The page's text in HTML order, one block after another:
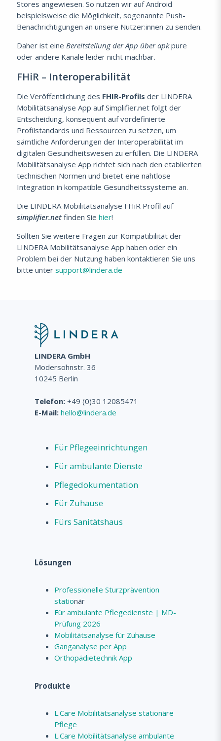
Stores angewiesen. So nutzen wir auf Android
beispielsweise die Möglichkeit, sogenannte Push-
Benachrichtigungen an unsere Nutzer:innen zu senden.
Daher ist eine Bereitstellung der App über apkpure
oder andere Kanäle leider nicht machbar.
FHiR – Interoperabilität
Die Veröffentlichung des FHIR-Profils der LINDERA
Mobilitätsanalyse App auf Simplifier.net folgt der
Entscheidung, konsequent auf vordefinierte
Profilstandards und Ressourcen zu setzen, um
sämtliche Anforderungen der Interoperabilität im
digitalen Gesundheitswesen zu erfüllen. Die LINDERA
Mobilitätsanalyse App richtet sich nach den etablierten
technischen Normen und bietet eine nahtlose
Integration in kompatible Gesundheitssysteme an.
Die LINDERA Mobilitätsanalyse FHiR Profil auf
simplifier.net finden Sie hier!
Sollten Sie weitere Fragen zur Kompatibilität der
LINDERA Mobilitätsanalyse App haben oder ein
Problem bei der Nutzung haben kontaktieren Sie uns
bitte unter support@lindera.de
LINDERA GmbH
Modersohnstr. 36
10245 Berlin
Telefon: +49 (0)30 12085471
E-Mail: hello@lindera.de
Für Pflegeeinrichtungen
Für ambulante Dienste
Pflegedokumentation
Für Zuhause
Fürs Sanitätshaus
Lösungen
Professionelle Sturzprävention
stationär
Für ambulante Pflegedienste | MD-
Prüfung 2026
Mobilitätsanalyse für Zuhause
Ganganalyse per App
Orthopädietechnik App
Produkte
L.Care Mobilitätsanalyse stationäre
Pflege
L.Care Mobilitätsanalyse ambulante